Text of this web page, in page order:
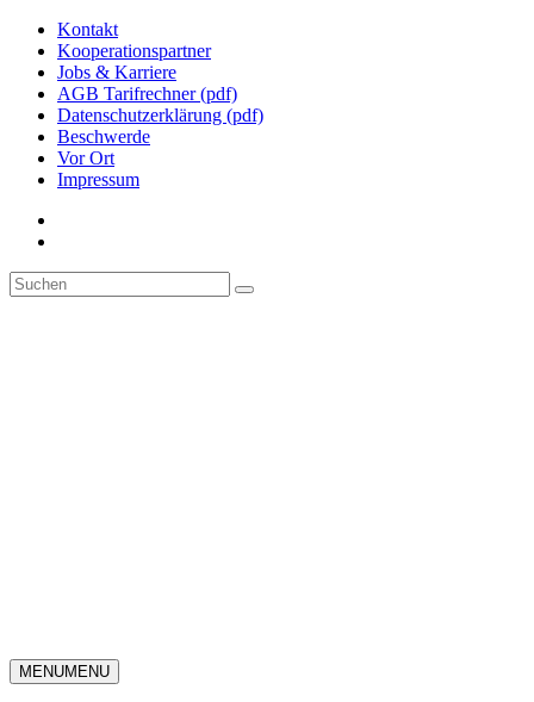
Kontakt
Kooperationspartner
Jobs & Karriere
AGB Tarifrechner (pdf)
Datenschutzerklärung (pdf)
Beschwerde
Vor Ort
Impressum
MENUMENU